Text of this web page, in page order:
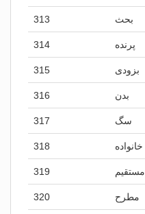
313 بحث
314 پرنده
315 بزودی
316 بدن
317 سگ
318 خانواده
319 مستقیم
320 مطرح